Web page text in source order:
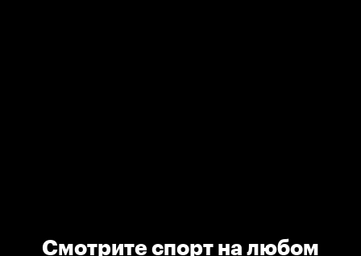
Смотрите спорт на любом